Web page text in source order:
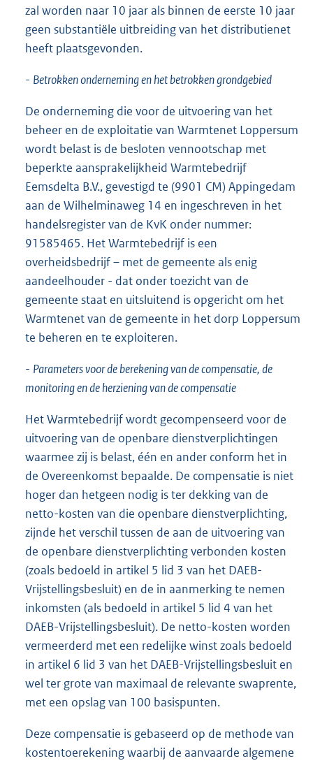
zal worden naar 10 jaar als binnen de eerste 10 jaar
geen substantiële uitbreiding van het distributienet
heeft plaatsgevonden.
- Betrokken onderneming en het betrokken grondgebied
De onderneming die voor de uitvoering van het
beheer en de exploitatie van Warmtenet Loppersum
wordt belast is de besloten vennootschap met
beperkte aansprakelijkheid Warmtebedrijf
Eemsdelta B.V., gevestigd te (9901 CM) Appingedam
aan de Wilhelminaweg 14 en ingeschreven in het
handelsregister van de KvK onder nummer:
91585465. Het Warmtebedrijf is een
overheidsbedrijf – met de gemeente als enig
aandeelhouder - dat onder toezicht van de
gemeente staat en uitsluitend is opgericht om het
Warmtenet van de gemeente in het dorp Loppersum
te beheren en te exploiteren.
- Parameters voor de berekening van de compensatie, de
monitoring en de herziening van de compensatie
Het Warmtebedrijf wordt gecompenseerd voor de
uitvoering van de openbare dienstverplichtingen
waarmee zij is belast, één en ander conform het in
de Overeenkomst bepaalde. De compensatie is niet
hoger dan hetgeen nodig is ter dekking van de
netto-kosten van die openbare dienstverplichting,
zijnde het verschil tussen de aan de uitvoering van
de openbare dienstverplichting verbonden kosten
(zoals bedoeld in artikel 5 lid 3 van het DAEB-
Vrijstellingsbesluit) en de in aanmerking te nemen
inkomsten (als bedoeld in artikel 5 lid 4 van het
DAEB-Vrijstellingsbesluit). De netto-kosten worden
vermeerderd met een redelijke winst zoals bedoeld
in artikel 6 lid 3 van het DAEB-Vrijstellingsbesluit en
wel ter grote van maximaal de relevante swaprente,
met een opslag van 100 basispunten.
Deze compensatie is gebaseerd op de methode van
kostentoerekening waarbij de aanvaarde algemene